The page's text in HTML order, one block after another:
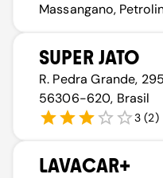
Massangano,
SUPER JATO
R. Pedra Grande,
56306-620, Brasil
3 (2)
LAVACAR+